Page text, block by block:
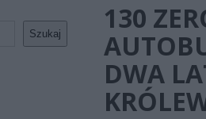
Szukaj
130
DWA